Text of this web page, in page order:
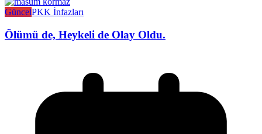
GüncelPKK İnfazları
Ölümü de, Heykeli de Olay Oldu.